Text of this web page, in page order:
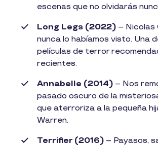
escenas que no olvidarás
Long Legs (2022) – Nicolas
nunca lo habíamos visto. Una
películas de terror
recientes.
Annabelle (2014) – Nos
pasado oscuro de la
que aterroriza a la pequeña
Warren.
Terrifier (2016) – Payasos,